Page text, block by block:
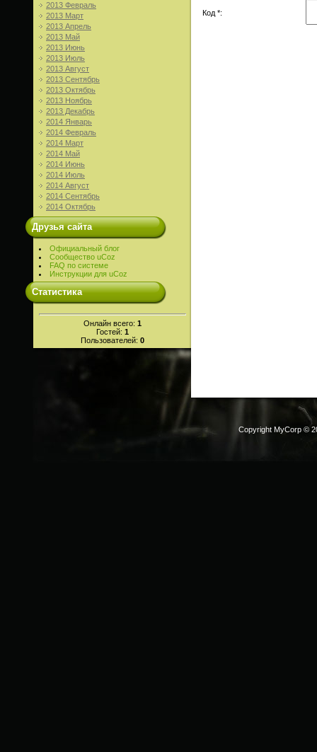
2013 Февраль
2013 Март
2013 Апрель
2013 Май
2013 Июнь
2013 Июль
2013 Август
2013 Сентябрь
2013 Октябрь
2013 Ноябрь
2013 Декабрь
2014 Январь
2014 Февраль
2014 Март
2014 Май
2014 Июнь
2014 Июль
2014 Август
2014 Сентябрь
2014 Октябрь
Друзья сайта
Официальный блог
Сообщество uCoz
FAQ по системе
Инструкции для uCoz
Статистика
Онлайн всего: 1
Гостей: 1
Пользователей: 0
Код *:
Copyright MyCorp ©